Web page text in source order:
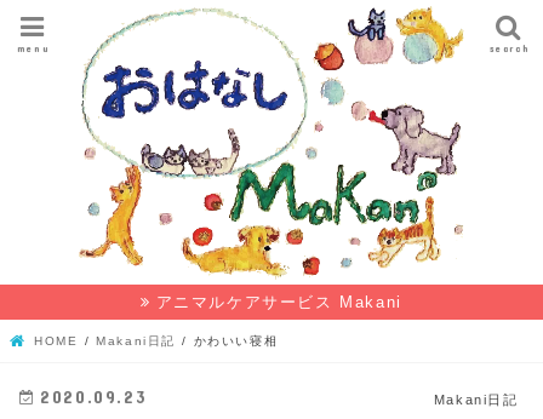
search
menu
アニマルケアサービス Makani
HOME Makani日記 かわいい寝相
Makani日記
2020.09.23